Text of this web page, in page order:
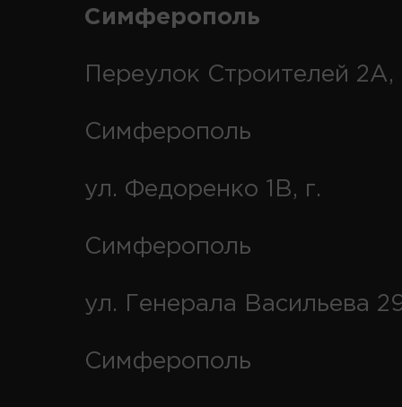
Симферополь
Переулок Строителей 2А,
Симферополь
ул. Федоренко 1В, г.
Симферополь
ул. Генерала Васильева
Симферополь